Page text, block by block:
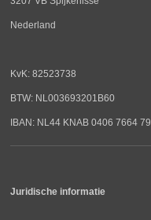
Nederland
KvK: 82523738
BTW: NL003693201B60
IBAN: NL44 KNAB 0406 7664 79
Juridische informatie